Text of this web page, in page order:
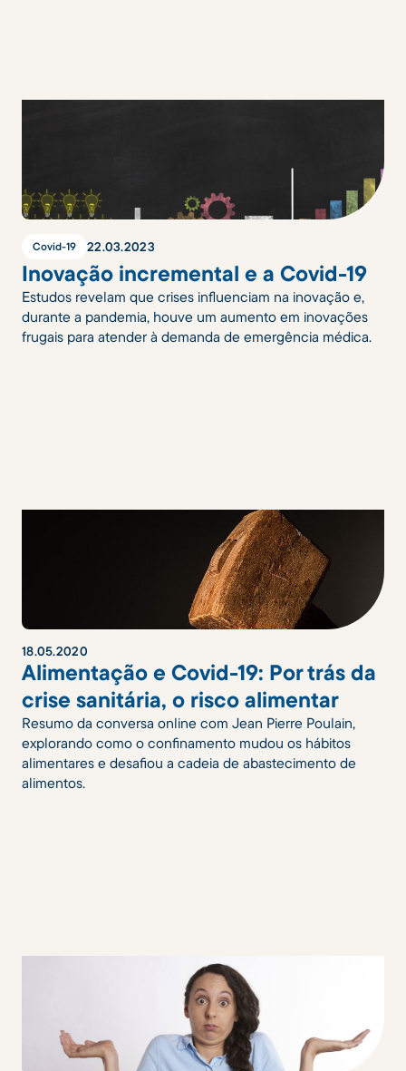
Covid-19 22.03.2023
Inovação incremental e a Covid-19
Estudos revelam que crises influenciam na inovação e,
durante a pandemia, houve um aumento em inovações
frugais para atender à demanda de emergência médica.
18.05.2020
Alimentação e Covid-19: Por trás da
crise sanitária, o risco alimentar
Resumo da conversa online com Jean Pierre Poulain,
explorando como o confinamento mudou os hábitos
alimentares e desafiou a cadeia de abastecimento de
alimentos.